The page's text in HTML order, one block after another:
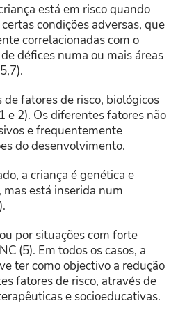
está em risco quando
condições adversas, que
correlacionadas com o
défices numa ou mais áreas
fatores de risco, biológicos
e 2). Os diferentes fatores não
e frequentemente
do desenvolvimento.
a criança é genética e
está inserida num
por situações com forte
(5). Em todos os casos, a
ter como objectivo a redução
fatores de risco, através de
e socioeducativas.